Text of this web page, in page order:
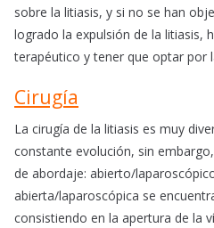
sobre la litiasis, y si no se han
logrado la expulsión de la litiasis,
terapéutico y tener que optar por
Cirugía
La cirugía de la litiasis es muy
constante evolución, sin
de abordaje: abierto/
abierta/laparoscópica se
consistiendo en la apertura de la